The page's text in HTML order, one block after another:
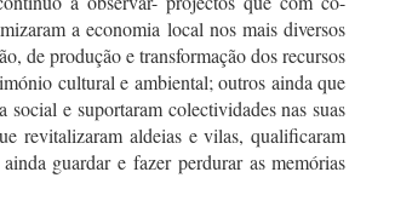
a economia local nos mais diversos
de produção e transformação dos recursos
cultural e ambiental; outros ainda que
e suportaram colectividades nas suas
revitalizaram aldeias e vilas, qualificaram
guardar e fazer perdurar as memórias